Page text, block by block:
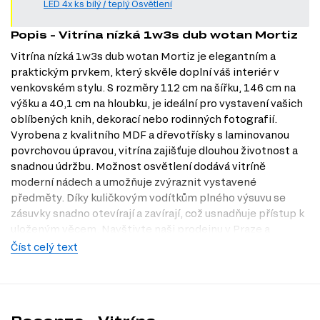
LED 4x ks bílý / teplý Osvětlení
Popis - Vitrína nízká 1w3s dub wotan Mortiz
Vitrína nízká 1w3s dub wotan Mortiz je elegantním a
praktickým prvkem, který skvěle doplní váš interiér v
venkovském stylu. S rozměry 112 cm na šířku, 146 cm na
výšku a 40,1 cm na hloubku, je ideální pro vystavení vašich
oblíbených knih, dekorací nebo rodinných fotografií.
Vyrobena z kvalitního MDF a dřevotřísky s laminovanou
povrchovou úpravou, vitrína zajišťuje dlouhou životnost a
snadnou údržbu. Možnost osvětlení dodává vitríně
moderní nádech a umožňuje zvýraznit vystavené
předměty. Díky kuličkovým vodítkům plného výsuvu se
zásuvky snadno otevírají a zavírají, což usnadňuje přístup k
uloženým věcem. Navštivte naši prodejnu v Praze a
objevte, jak může tato vitrína obohatit váš domov.
Číst celý text